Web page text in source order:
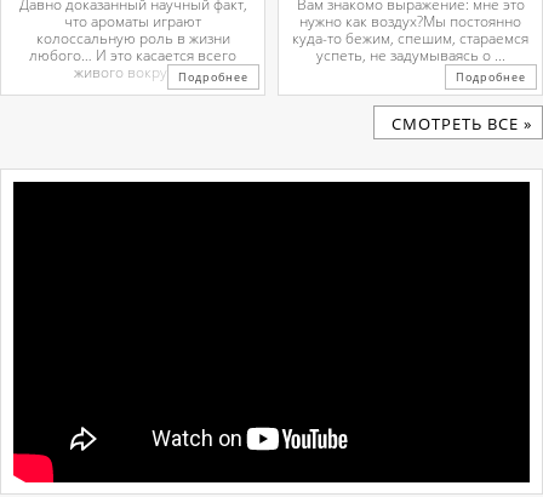
Давно доказанный научный факт,
что ароматы играют
колоссальную роль в жизни
любого… И это касается всего
живого вокруг. ...Подробнее
Вам знакомо выражение: мне это
нужно как воздух?Мы постоянно
куда-то бежим, спешим, стараемся
успеть, не задумываясь о ...
Подробнее
CМОТРЕТЬ ВСЕ »